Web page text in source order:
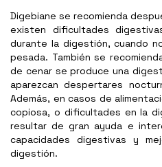
Digebiane se recomienda
existen dificultades
durante la digestión, cuando
pesada. También se
de cenar se produce una
aparezcan despertares
Además, en casos de
copiosa, o dificultades en la
resultar de gran ayuda e
capacidades digestivas y
digestión.